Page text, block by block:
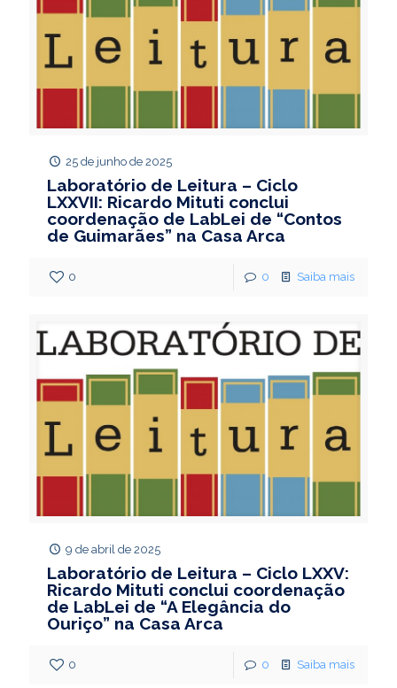
25 de junho de 2025
Laboratório de Leitura – Ciclo
LXXVII: Ricardo Mituti conclui
coordenação de LabLei de “Contos
de Guimarães” na Casa Arca
0 0 Saiba mais
9 de abril de 2025
Laboratório de Leitura – Ciclo LXXV:
Ricardo Mituti conclui coordenação
de LabLei de “A Elegância do
Ouriço” na Casa Arca
0 0 Saiba mais